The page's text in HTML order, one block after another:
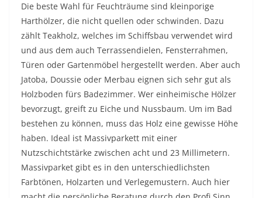
Die beste Wahl für Feuchträume sind kleinporige
Harthölzer, die nicht quellen oder schwinden. Dazu
zählt Teakholz, welches im Schiffsbau verwendet wird
und aus dem auch Terrassendielen, Fensterrahmen,
Türen oder Gartenmöbel hergestellt werden. Aber auch
Jatoba, Doussie oder Merbau eignen sich sehr gut als
Holzboden fürs Badezimmer. Wer einheimische Hölzer
bevorzugt, greift zu Eiche und Nussbaum. Um im Bad
bestehen zu können, muss das Holz eine gewisse Höhe
haben. Ideal ist Massivparkett mit einer
Nutzschichtstärke zwischen acht und 23 Millimetern.
Massivparket gibt es in den unterschiedlichsten
Farbtönen, Holzarten und Verlegemustern. Auch hier